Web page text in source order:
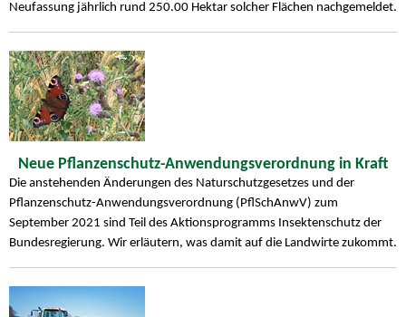
Neufassung jährlich rund 250.00 Hektar solcher Flächen nachgemeldet.
Neue Pflanzenschutz-Anwendungsverordnung in Kraft
Die anstehenden Änderungen des Naturschutzgesetzes und der
Pflanzenschutz-Anwendungsverordnung (PflSchAnwV) zum
September 2021 sind Teil des Aktionsprogramms Insektenschutz der
Bundesregierung. Wir erläutern, was damit auf die Landwirte zukommt.